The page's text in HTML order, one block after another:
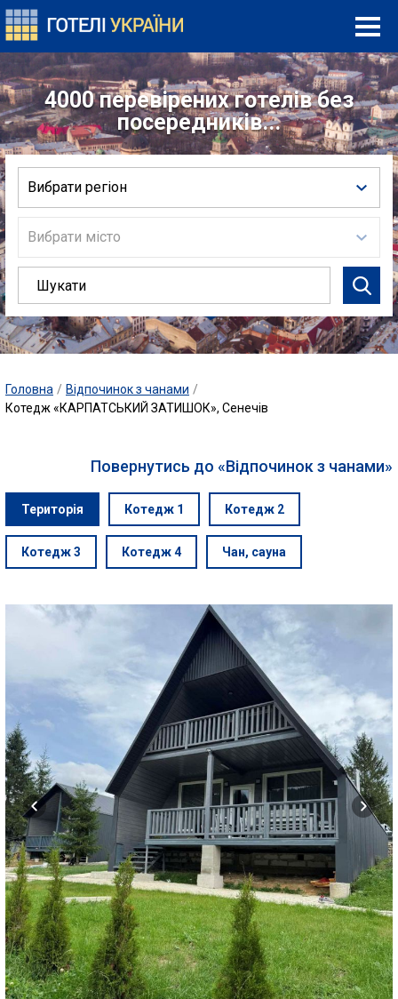
4000 перевірених готелів без
посередників...
Вибрати регіон
Вибрати місто
Головна / Відпочинок з чанами /
Котедж «КАРПАТСЬКИЙ ЗАТИШОК», Сенечів
Повернутись до «Відпочинок з чанами»
Територія Котедж 1 Котедж 2
Котедж 3 Котедж 4 Чан, сауна